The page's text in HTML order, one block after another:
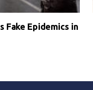
Fake Epidemics in